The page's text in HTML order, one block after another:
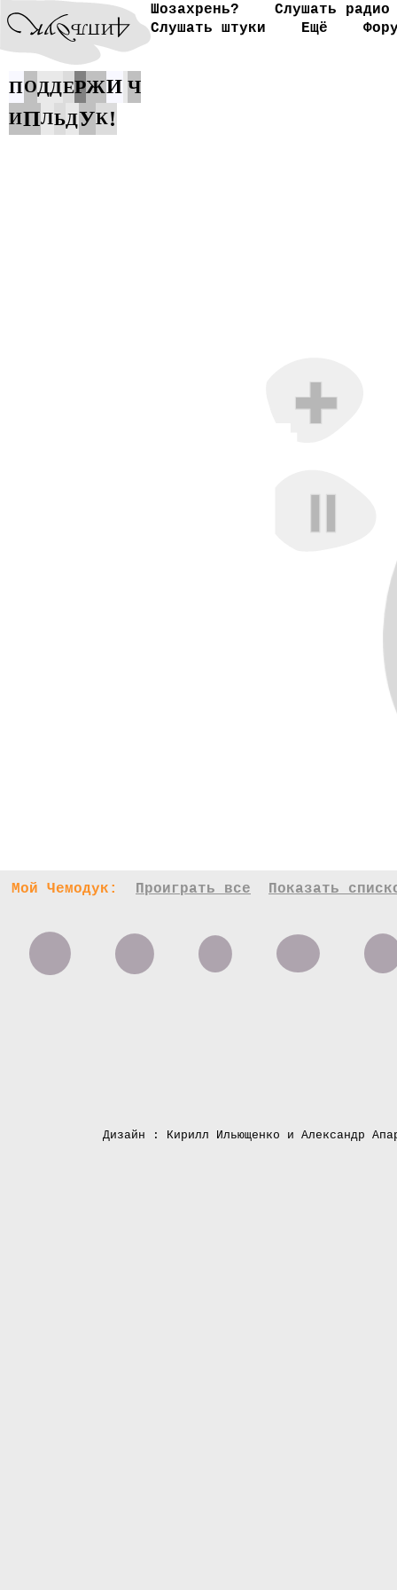
Шозахрень?
Слушать радио
Слушать штуки
Ещё
ПОДДЕРЖИ Ч
ИПЛЬДУК!
Мой Чемодук: Проиграть все Показать
Дизайн : Кирилл Ильющенко и Александр